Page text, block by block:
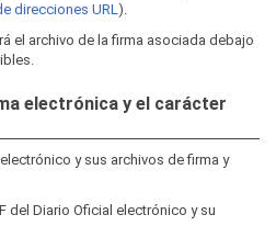
direcciones URL).
el archivo de la firma asociada debajo
electrónica y el carácter
y sus archivos de firma y
del Diario Oficial electrónico y su